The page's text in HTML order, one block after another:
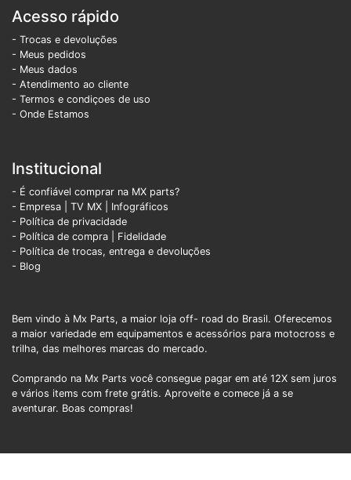
Acesso rápido
- Trocas e devoluções
- Meus pedidos
- Meus dados
- Atendimento ao cliente
- Termos e condiçoes de uso
- Onde Estamos
Institucional
- É confiável comprar na MX parts?
- Empresa
TV MX
Infográficos
- Política de privacidade
- Política de compra | Fidelidade
- Política de trocas, entrega e devoluções
- Blog
Bem vindo à Mx Parts, a maior loja off- road do Brasil. Oferecemos
a maior variedade em equipamentos e acessórios para motocross e
trilha, das melhores marcas do mercado.
Comprando na Mx Parts você consegue pagar em até 12X sem juros
e vários items com frete grátis. Aproveite e comece já a se
aventurar. Boas compras!